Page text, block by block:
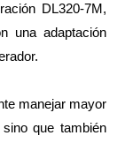
DL320-7M,
una adaptación
manejar mayor
que también